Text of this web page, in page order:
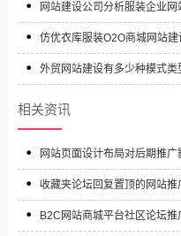
网站建设公司分析服装企业
仿优衣库服装O2O商城网站建
外贸网站建设有多少种模式类
相关资讯
网站页面设计布局对后期推广
收藏夹论坛回复置顶的网站推
B2C网站商城平台社区论坛推